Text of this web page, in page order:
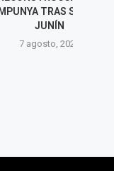
SISMO EN
2026